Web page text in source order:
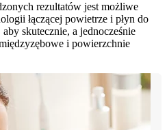
rezultatów jest możliwe
łączącej powietrze i płyn do
skutecznie, a jednocześnie
i powierzchnie